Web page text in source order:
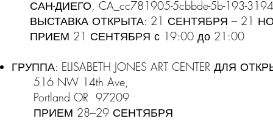
САН-ДИЕГО, CA_cc781905-5cbbde-5b-193-
ВЫСТАВКА ОТКРЫТА: 21 СЕНТЯБРЯ – 21
ПРИЕМ 21 СЕНТЯБРЯ с 19:00 до 21:00
ГРУППА: ELISABETH JONES ART CENTER ДЛЯ
516 NW 14th Ave,
Portland OR 97209
ПРИЕМ 28–29 СЕНТЯБРЯ